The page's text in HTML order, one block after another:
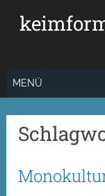
Inhalt
MENÜ